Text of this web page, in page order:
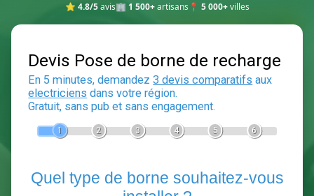
⭐ 4.8/5avis🏢 1 500+artisans 📍 5 000+villes
Devis Pose de borne de
En 5 minutes, demandez3 devis comparatifs
Gratuit, sans pub et sans engagement.